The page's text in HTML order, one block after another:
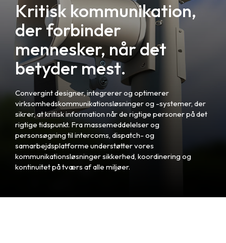
Kritisk kommunikation,
der forbinder
mennesker, når det
betyder mest.
Convergint designer, integrerer og optimerer
virksomhedskommunikationsløsninger og -systemer, der
sikrer, at kritisk information når de rigtige personer på det
rigtige tidspunkt. Fra massemeddelelser og
personsøgning til intercoms, dispatch- og
samarbejdsplatforme understøtter vores
kommunikationsløsninger sikkerhed, koordinering og
kontinuitet på tværs af alle miljøer.